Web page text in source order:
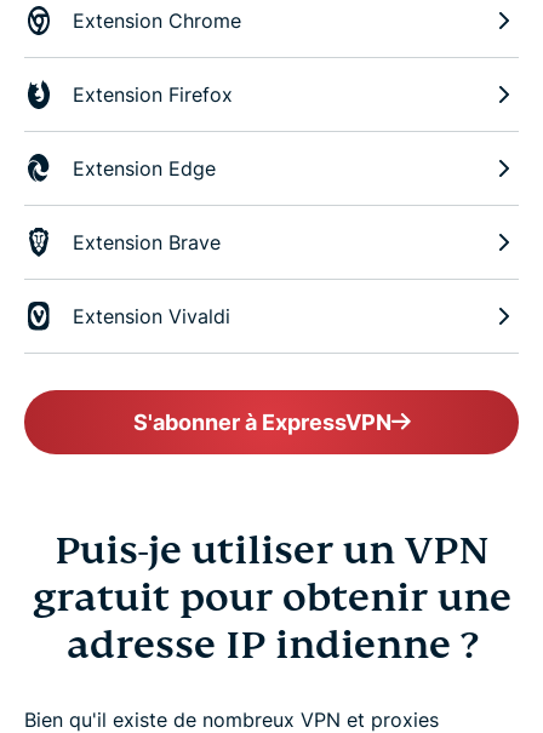
Extension Chrome
Extension Firefox
Extension Edge
Extension Brave
Extension Vivaldi
S'abonner à ExpressVPN
Puis-je utiliser un VPN
gratuit pour obtenir une
adresse IP indienne ?
Bien qu'il existe de nombreux VPN et proxies